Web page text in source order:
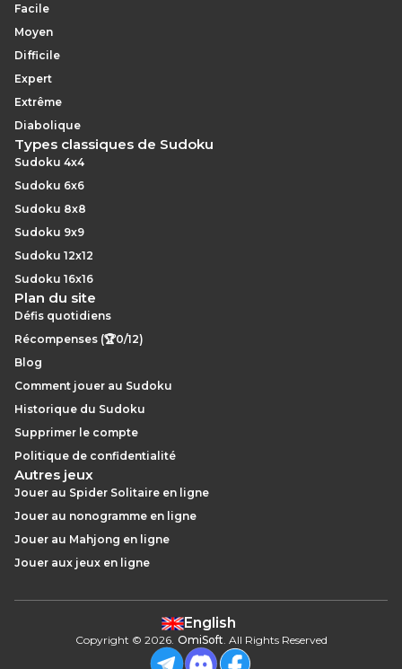
Facile
Moyen
Difficile
Expert
Extrême
Diabolique
Types classiques de Sudoku
Sudoku 4x4
Sudoku 6x6
Sudoku 8x8
Sudoku 9x9
Sudoku 12x12
Sudoku 16x16
Plan du site
Défis quotidiens
Récompenses (🏆0/12)
Blog
Comment jouer au Sudoku
Historique du Sudoku
Supprimer le compte
Politique de confidentialité
Autres jeux
Jouer au Spider Solitaire en ligne
Jouer au nonogramme en ligne
Jouer au Mahjong en ligne
Jouer aux jeux en ligne
English
Copyright © 2026. OmiSoft. All Rights Reserved